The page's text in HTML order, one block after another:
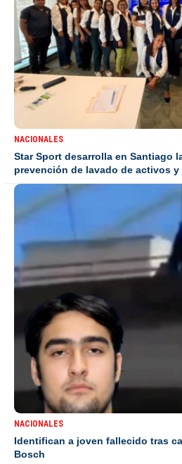
NACIONALES
Star Sport desarrolla en Santiago
prevención de lavado de activos
NACIONALES
Identifican a joven fallecido tras
Bosch